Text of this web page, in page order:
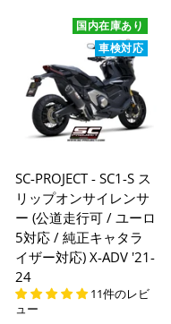
国内在庫あり
車検対応
SC-PROJECT - SC1-S ス
リップオンサイレンサ
ー (公道走行可 / ユーロ
5対応 / 純正キャタラ
イザー対応) X-ADV '21-
24
11件のレビ
ュー